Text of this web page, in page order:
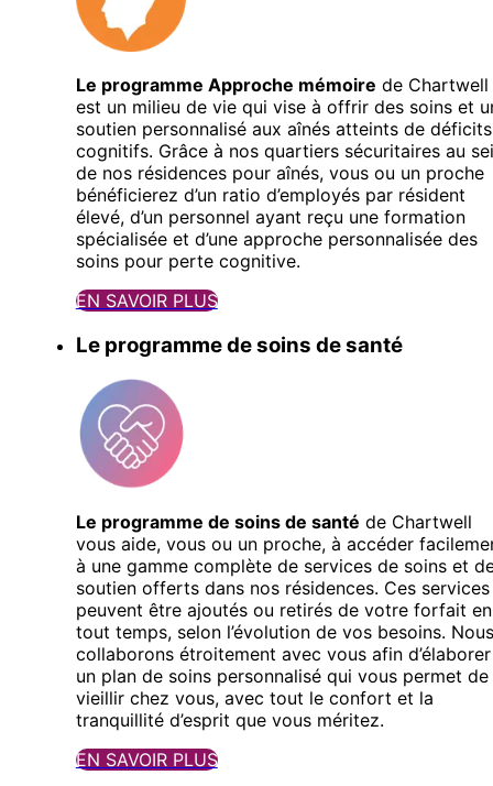
Le programme Approche mémoire de Chartwell
est un milieu de vie qui vise à offrir des soins et
soutien personnalisé aux aînés atteints de déficits
cognitifs. Grâce à nos quartiers sécuritaires au
de nos résidences pour aînés, vous ou un proche
bénéficierez d’un ratio d’employés par résident
élevé, d’un personnel ayant reçu une formation
spécialisée et d’une approche personnalisée des
soins pour perte cognitive.
EN SAVOIR PLUS
Le programme de soins de santé
Le programme de soins de santé de Chartwell
vous aide, vous ou un proche, à accéder
à une gamme complète de services de soins et
soutien offerts dans nos résidences. Ces services
peuvent être ajoutés ou retirés de votre forfait en
tout temps, selon l’évolution de vos besoins. Nous
collaborons étroitement avec vous afin d’élaborer
un plan de soins personnalisé qui vous permet de
vieillir chez vous, avec tout le confort et la
tranquillité d’esprit que vous méritez.
EN SAVOIR PLUS